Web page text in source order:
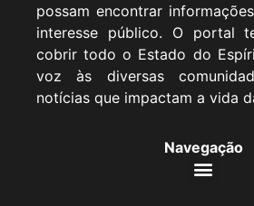
possam encontrar
interesse público. O portal
cobrir todo o Estado do
voz às diversas
notícias que impactam a vida
Navegação